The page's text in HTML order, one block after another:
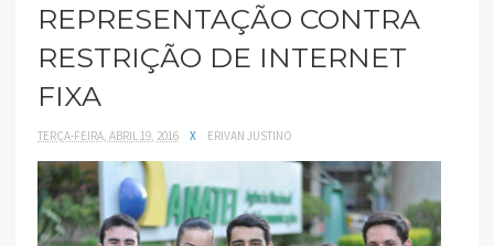
REPRESENTAÇÃO CONTRA
RESTRIÇÃO DE INTERNET
FIXA
TERÇA-FEIRA, ABRIL 19, 2016 X ERIVAN JUSTINO